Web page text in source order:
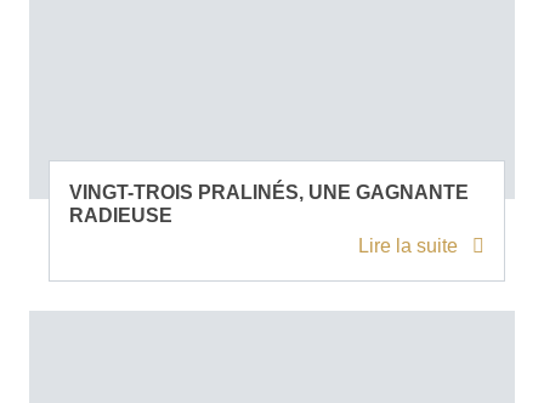
VINGT-TROIS PRALINÉS, UNE GAGNANTE
RADIEUSE
Lire la suite